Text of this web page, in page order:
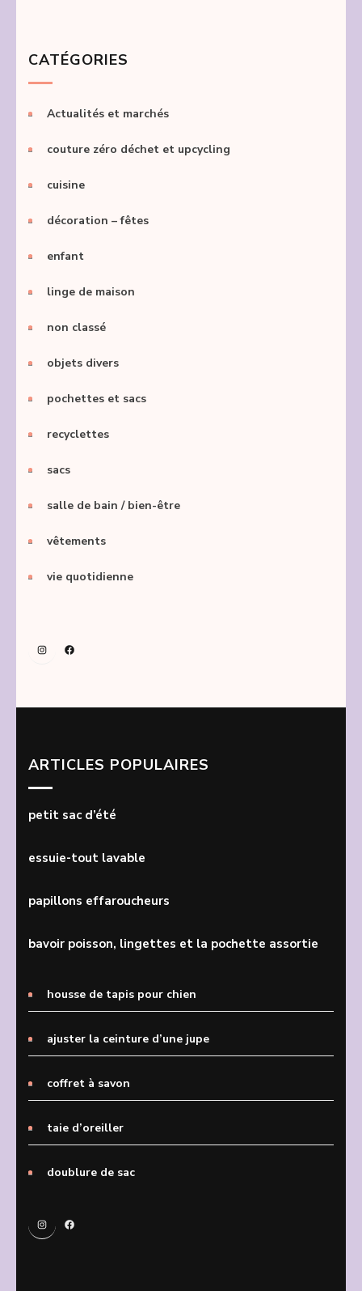
CATÉGORIES
Actualités et marchés
couture zéro déchet et upcycling
cuisine
décoration – fêtes
enfant
linge de maison
non classé
objets divers
pochettes et sacs
recyclettes
sacs
salle de bain / bien-être
vêtements
vie quotidienne
InstagramFacebook
ARTICLES POPULAIRES
petit sac d’été
essuie-tout lavable
papillons effaroucheurs
bavoir poisson, lingettes et la pochette assortie
housse de tapis pour chien
ajuster la ceinture d’une jupe
coffret à savon
taie d’oreiller
doublure de sac
InstagramFacebook